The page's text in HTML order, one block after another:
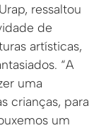
ressaltou
de
artísticas,
“A
uma
crianças, para
um